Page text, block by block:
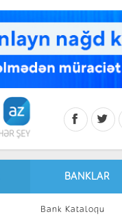
BANKLAR
Bank Kataloqu